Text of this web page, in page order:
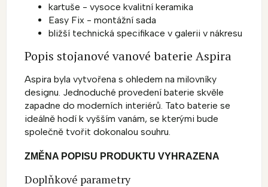
kartuše - vysoce kvalitní keramika
Easy Fix - montážní sada
bližší technická specifikace v galerii v nákresu
Popis stojanové vanové baterie Aspira
Aspira byla vytvořena s ohledem na milovníky
designu. Jednoduché provedení baterie skvěle
zapadne do moderních interiérů. Tato baterie se
ideálně hodí k vyšším vanám, se kterými bude
společně tvořit dokonalou souhru.
ZMĚNA POPISU PRODUKTU VYHRAZENA
Doplňkové parametry